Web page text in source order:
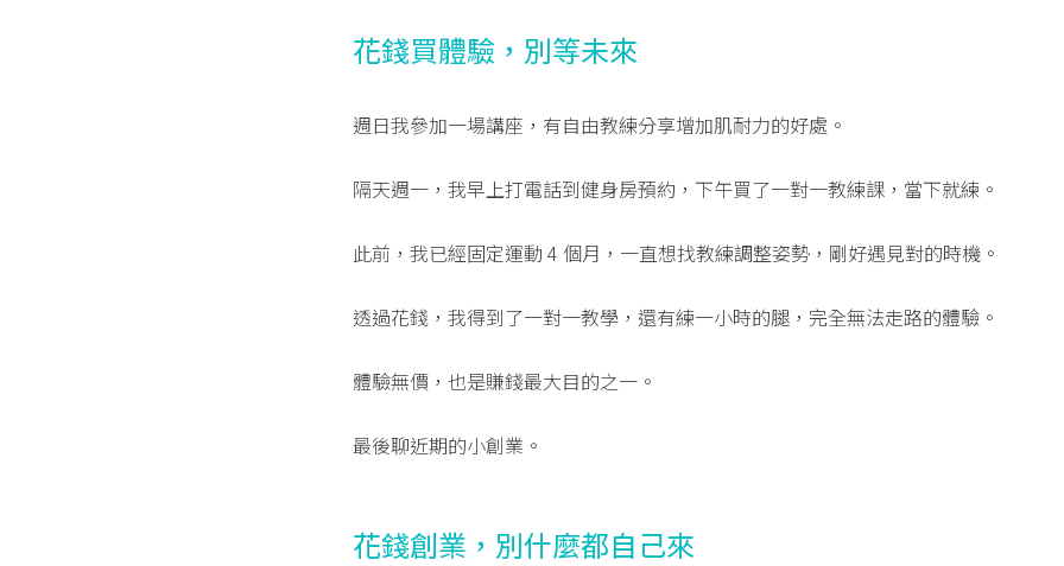
花錢買體驗，別等未來
週日我參加一場講座，有自由教練分享增加肌耐力的好處。
隔天週一，我早上打電話到健身房預約，下午買了一對一教練課，當下就練。
此前，我已經固定運動 4 個月，一直想找教練調整姿勢，剛好遇見對的時機。
透過花錢，我得到了一對一教學，還有練一小時的腿，完全無法走路的體驗。
體驗無價，也是賺錢最大目的之一。
最後聊近期的小創業。
花錢創業，別什麼都自己來